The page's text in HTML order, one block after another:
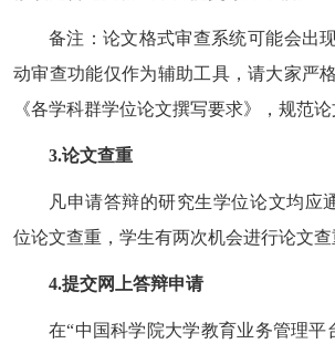
备注：论文格式审查系统可能会出
动审查功能仅作为辅助工具，请大家严
《各学科群学位论文撰写要求》，规范论
3.论文查重
凡申请答辩的研究生学位论文均应
位论文查重，学生有两次机会进行论文查
4.提交网上答辩申请
在“中国科学院大学教育业务管理平